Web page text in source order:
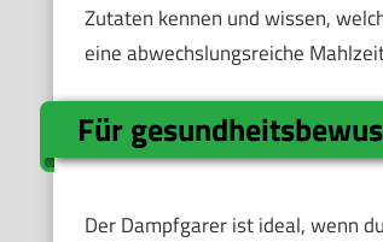
Zutaten kennen und wissen,
eine abwechslungsreiche
Für
Der Dampfgarer ist ideal, wenn